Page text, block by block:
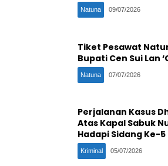
Natuna 09/07/2026
Tiket Pesawat
Bupati Cen Sui Lan
Natuna 07/07/2026
Perjalanan Kasus
Atas Kapal Sabuk
Hadapi Sidang Ke-5
Kriminal 05/07/2026